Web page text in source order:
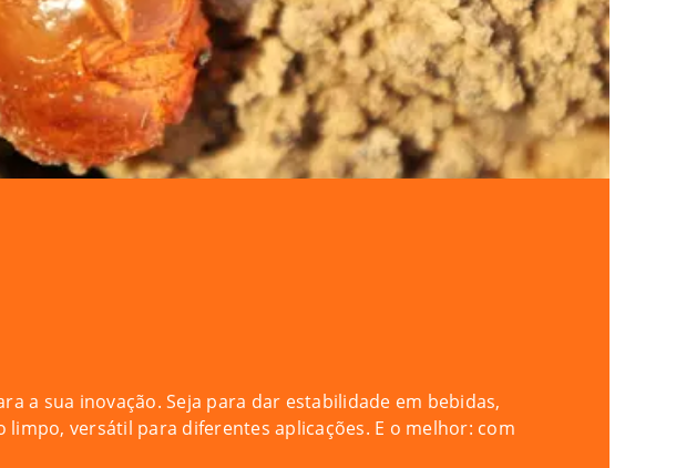
a sua inovação. Seja para dar estabilidade em bebidas,
versátil para diferentes aplicações. E o melhor: com